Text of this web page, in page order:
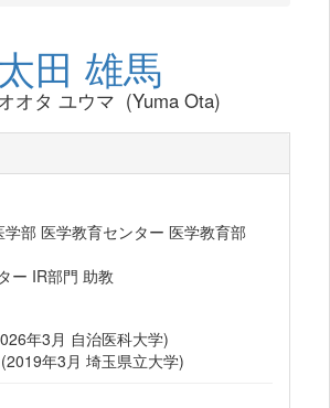
太田 雄馬
オタ ユウマ (Yuma Ota)
学部 医学教育センター 医学教育部
ー IR部門 助教
年3月 自治医科大学)
年3月 埼玉県立大学)